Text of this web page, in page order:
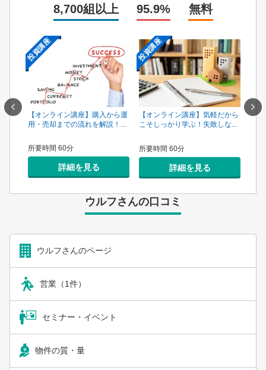
8,700組以上 95.9% 無料
手は
投資講座
【オンライン講座】購入から運
用・売却までの流れを解説！...
所要時間 60分
詳細を見る
投資講座
【オンライン講座】気軽だから
こそしっかり学ぶ！失敗しな...
所要時間 60分
詳細を見る
【オ
ウルフさんの口コミ
ウルフさんのページ
営業（1件）
セミナー・イベント
物件の質・量